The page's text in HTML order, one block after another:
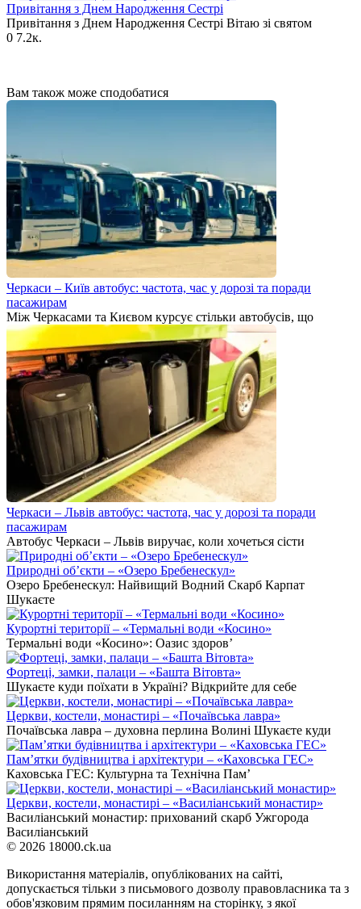
Привітання з Днем Народження Сестрі
Привітання з Днем Народження Сестрі Вітаю зі святом
0 7.2к.
Вам також може сподобатися
Черкаси – Київ автобус: частота, час у дорозі та поради
пасажирам
Між Черкасами та Києвом курсує стільки автобусів, що
Черкаси – Львів автобус: частота, час у дорозі та поради
пасажирам
Автобус Черкаси – Львів виручає, коли хочеться сісти
Природні об’єкти – «Озеро Бребенескул»
Озеро Бребенескул: Найвищий Водний Скарб Карпат
Шукаєте
Курортні території – «Термальні води «Косино»
Термальні води «Косино»: Оазис здоров’
Фортеці, замки, палаци – «Башта Вітовта»
Шукаєте куди поїхати в Україні? Відкрийте для себе
Церкви, костели, монастирі – «Почаївська лавра»
Почаївська лавра – духовна перлина Волині Шукаєте куди
Пам’ятки будівництва і архітектури – «Каховська ГЕС»
Каховська ГЕС: Культурна та Технічна Пам’
Церкви, костели, монастирі – «Василіанський монастир»
Василіанський монастир: прихований скарб Ужгорода
Василіанський
© 2026 18000.ck.ua
Використання матеріалів, опублікованих на сайті,
допускається тільки з письмового дозволу правовласника та з
обов'язковим прямим посиланням на сторінку, з якої